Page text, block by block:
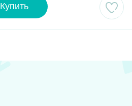
Купить